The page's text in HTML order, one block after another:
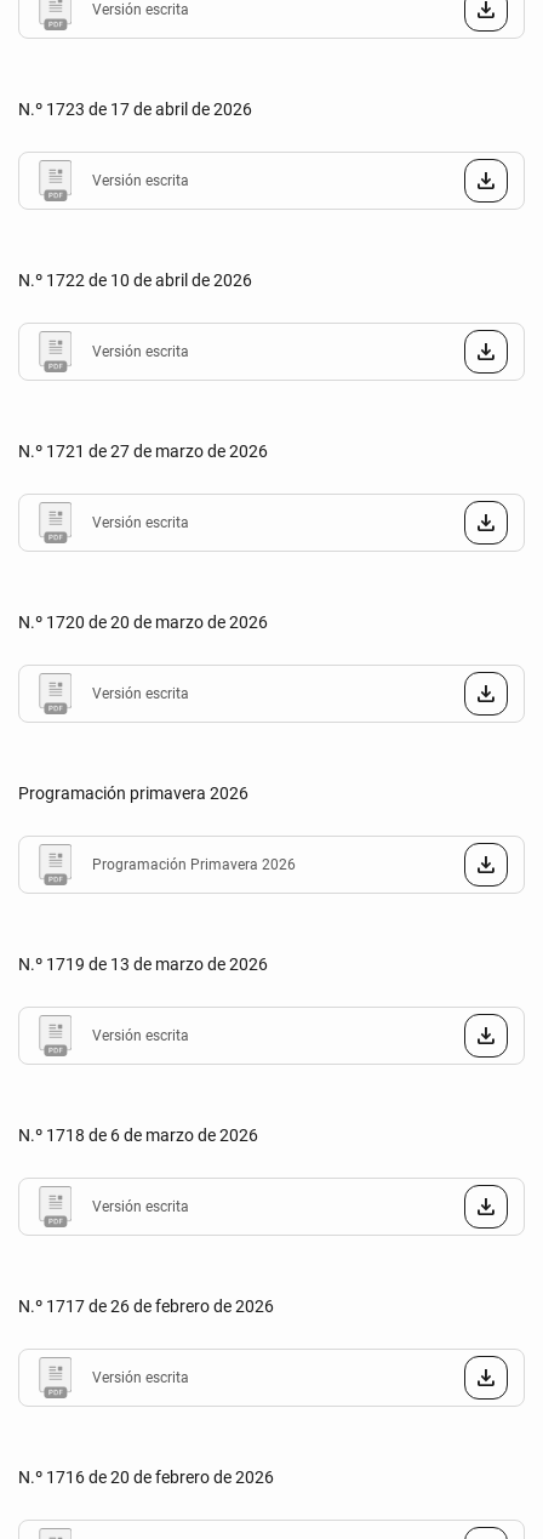
Versión escrita
N.º 1723 de 17 de abril de 2026
Versión escrita
N.º 1722 de 10 de abril de 2026
Versión escrita
N.º 1721 de 27 de marzo de 2026
Versión escrita
N.º 1720 de 20 de marzo de 2026
Versión escrita
Programación primavera 2026
Programación Primavera 2026
N.º 1719 de 13 de marzo de 2026
Versión escrita
N.º 1718 de 6 de marzo de 2026
Versión escrita
N.º 1717 de 26 de febrero de 2026
Versión escrita
N.º 1716 de 20 de febrero de 2026